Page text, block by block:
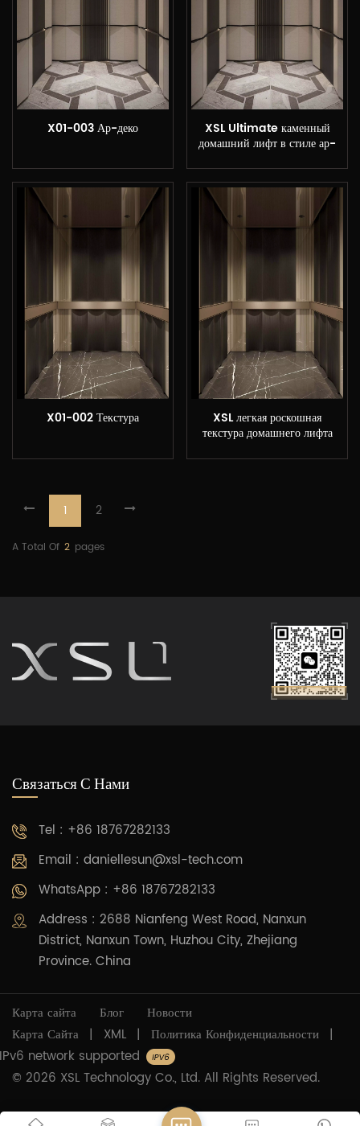
X01-003 Ар-деко XSL Ultimate каменный
домашний лифт в стиле ар-
X01-002 Текстура XSL легкая роскошная
текстура домашнего лифта
1 2
A Total Of 2 Pages
Связаться С Нами
Tel : +86 18767282133
Email : daniellesun@xsl-tech.com
WhatsApp : +86 18767282133
Address : 2688 Nianfeng West Road, Nanxun
District, Nanxun Town, Huzhou City, Zhejiang
Province. China
Карта сайта Блог
Новости
Карта Сайта | XML | Политика Конфиденциальности |
IPv6 network supported
© 2026 XSL Technology Co., Ltd. All Rights Reserved.